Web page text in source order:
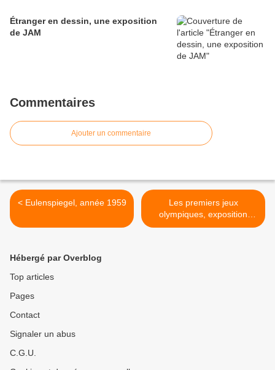
Étranger en dessin, une exposition
de JAM
Commentaires
Ajouter un commentaire
< Eulenspiegel, année 1959
Les premiers jeux
olympiques, exposition
itinérante à louer/imprimer
Hébergé par Overblog
Top articles
Pages
Contact
Signaler un abus
C.G.U.